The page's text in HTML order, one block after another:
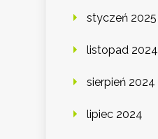
styczeń 2025
listopad 2024
sierpień 2024
lipiec 2024